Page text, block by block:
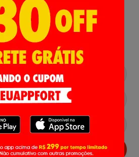
Novidades ,
e Promoções!
Cadastrar